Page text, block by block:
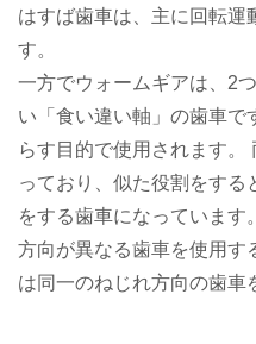
はすば歯車は、主に回転運
す。
一方でウォームギアは、2
い「食い違い軸」の歯車で
らす目的で使用されます。
っており、似た役割をする
をする歯車になっていま
方向が異なる歯車を使用す
は同一のねじれ方向の歯車